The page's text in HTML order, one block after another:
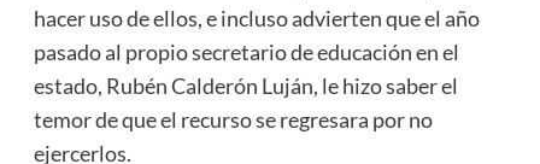
hacer uso de ellos, e incluso advierten que el año
pasado al propio secretario de educación en el
estado, Rubén Calderón Luján, le hizo saber el
temor de que el recurso se regresara por no
ejercerlos.